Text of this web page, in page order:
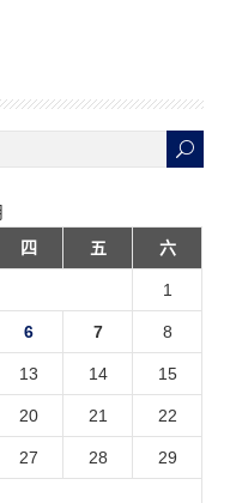
四 五 六
1
6 7 8
13 14 15
20 21 22
27 28 29